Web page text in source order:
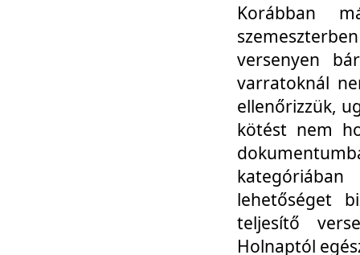
Korábban
versenyen
varratoknál
ellenőrizzük,
kötést nem
lehetőséget
teljesítő
Holnaptól